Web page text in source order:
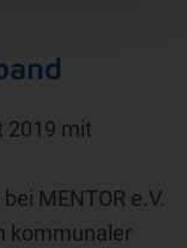
2019 mit
MENTOR e.V.
kommunaler